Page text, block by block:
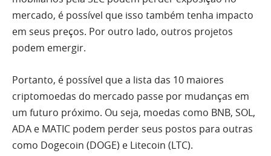
mercado, é possível que isso também tenha impacto
em seus preços. Por outro lado, outros projetos
podem emergir.
Portanto, é possível que a lista das 10 maiores
criptomoedas do mercado passe por mudanças em
um futuro próximo. Ou seja, moedas como BNB, SOL,
ADA e MATIC podem perder seus postos para outras
como Dogecoin (DOGE) e Litecoin (LTC).